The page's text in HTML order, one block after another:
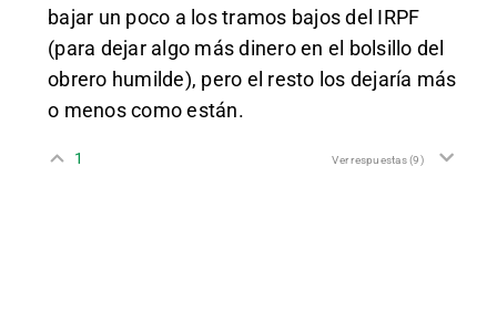
bajar un poco a los tramos bajos del IRPF
(para dejar algo más dinero en el bolsillo del
obrero humilde), pero el resto los dejaría más
o menos como están.
1 Ver respuestas(9)